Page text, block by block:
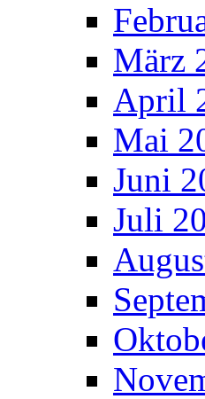
März
April
Mai
Juni
Juli